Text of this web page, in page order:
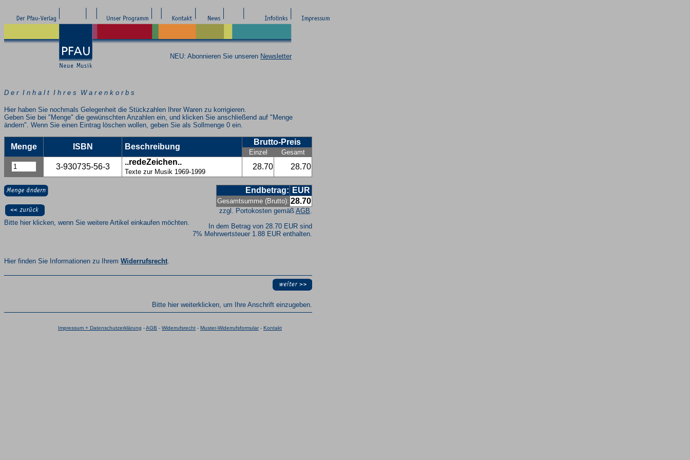
NEU: Abonnieren Sie unseren Newsletter
D e r I n h a l t I h r e s W a r e n k o r b s
Hier haben Sie nochmals Gelegenheit die Stückzahlen Ihrer Waren zu korrigieren.
Geben Sie bei "Menge" die gewünschten Anzahlen ein, und klicken Sie anschließend auf "Menge
ändern". Wenn Sie einen Eintrag löschen wollen, geben Sie als Sollmenge 0 ein.
Menge ISBN Beschreibung
Brutto-Preis
Einzel Gesamt
3-930735-56-3
..redeZeichen..
Texte zur Musik 1969-1999
28.70 28.70
Endbetrag: EUR
Gesamtsumme (Brutto): 28.70
zzgl. Portokosten gemäß AGB.
In dem Betrag von 28.70 EUR sind
7% Mehrwertsteuer 1.88 EUR enthalten.
Bitte hier klicken, wenn Sie weitere Artikel einkaufen möchten.
Hier finden Sie Informationen zu Ihrem Widerrufsrecht.
Bitte hier weiterklicken, um Ihre Anschrift einzugeben.
Impressum + Datenschutzerklärung -AGB - Widerrufsrecht - Muster-Widerrufsformular- Kontakt